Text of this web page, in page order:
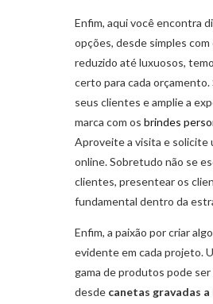
Enfim, aqui você encontra
opções, desde simples
reduzido até luxuosos,
certo para cada orçamento.
seus clientes e amplie a
marca com os brindes
Aproveite a visita e solicite
online. Sobretudo não se
clientes, presentear os
fundamental dentro da
Enfim, a paixão por criar
evidente em cada projeto.
gama de produtos pode
desde canetas gravadas a